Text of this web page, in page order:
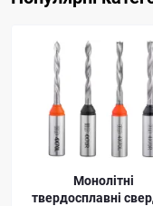
тому. Також менше
так і глухі, а
глуху та
Гвинтові
ресивері з